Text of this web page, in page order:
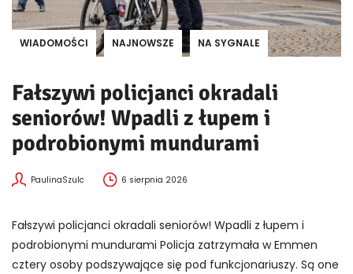
WIADOMOŚCI NAJNOWSZE NA SYGNALE
Fałszywi policjanci okradali
seniorów! Wpadli z łupem i
podrobionymi mundurami
PaulinaSzulc 6 sierpnia 2026
Fałszywi policjanci okradali seniorów! Wpadli z łupem i
podrobionymi mundurami Policja zatrzymała w Emmen
cztery osoby podszywające się pod funkcjonariuszy. Są one